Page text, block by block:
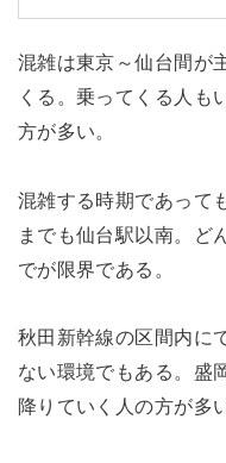
混雑は東京～仙台間が
くる。乗ってくる人も
方が多い。
混雑する時期であって
までも仙台駅以南。ど
でが限界である。
秋田新幹線の区間内に
ない環境でもある。盛
降りていく人の方が多